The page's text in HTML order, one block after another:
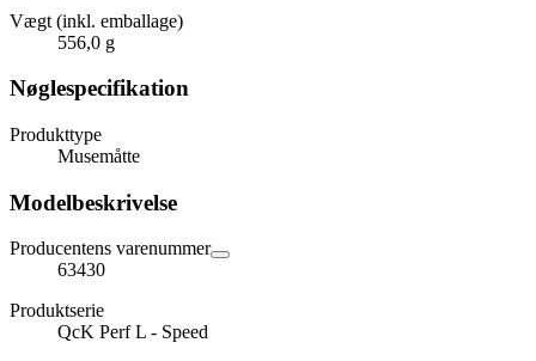
Vægt (inkl. emballage)
556,0 g
Nøglespecifikation
Produkttype
Musemåtte
Modelbeskrivelse
Producentens varenummer
63430
Produktserie
QcK Perf L - Speed